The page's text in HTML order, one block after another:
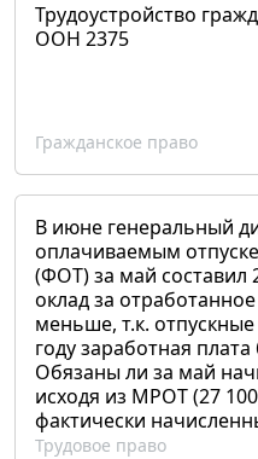
Трудоустройство
ООН 2375
Гражданское право
В июне генеральный
оплачиваемым
(ФОТ) за май составил
оклад за
меньше, т.к.
году заработная
Обязаны ли за май
исходя из МРОТ (27
фактически
Трудовое право